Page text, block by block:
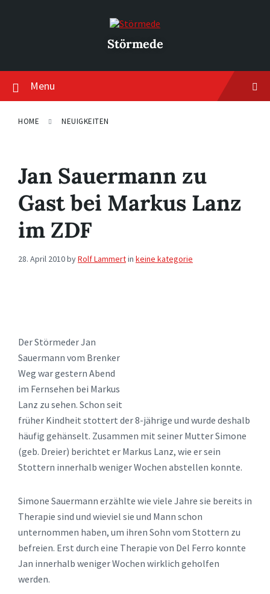
Störmede
Menu
HOME NEUIGKEITEN
Jan Sauermann zu
Gast bei Markus Lanz
im ZDF
28. April 2010byRolf Lammertin keine kategorie
Der Störmeder Jan
Sauermann vom Brenker
Weg war gestern Abend
im Fernsehen bei Markus
Lanz zu sehen. Schon seit
früher Kindheit stottert der 8-jährige und wurde deshalb
häufig gehänselt. Zusammen mit seiner Mutter Simone
(geb. Dreier) berichtet er Markus Lanz, wie er sein
Stottern innerhalb weniger Wochen abstellen konnte.
Simone Sauermann erzählte wie viele Jahre sie bereits in
Therapie sind und wieviel sie und Mann schon
unternommen haben, um ihren Sohn vom Stottern zu
befreien. Erst durch eine Therapie von Del Ferro konnte
Jan innerhalb weniger Wochen wirklich geholfen
werden.